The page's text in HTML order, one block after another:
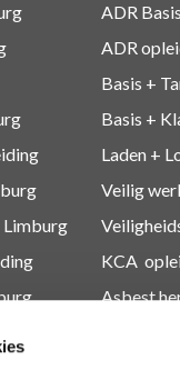
Limburg
ADR
ADR
Basis +
Basis +
Laden +
Veilig
KCA
Asbest